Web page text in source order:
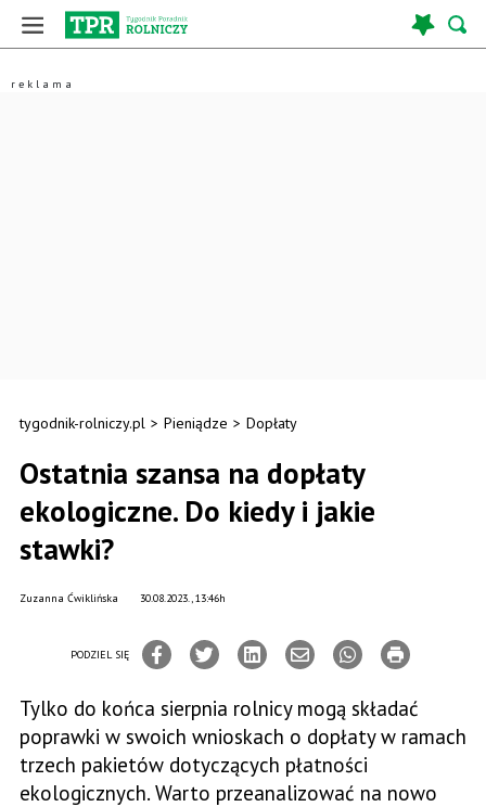
tygodnik-rolniczy.pl > Pieniądze > Dopłaty
Ostatnia szansa na dopłaty
ekologiczne. Do kiedy i jakie
stawki?
30.08.2023., 13:46h
Zuzanna Ćwiklińska
PODZIEL SIĘ
Tylko do końca sierpnia rolnicy mogą składać
poprawki w swoich wnioskach o dopłaty w ramach
trzech pakietów dotyczących płatności
ekologicznych. Warto przeanalizować na nowo